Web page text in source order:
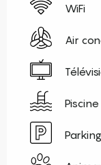
WiFi
Air
Piscine
Parking